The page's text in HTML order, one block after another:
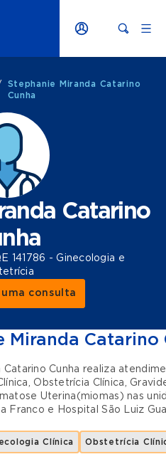
Stephanie Miranda Catarino
Cunha
Catarino
141786 - Ginecologia e
consulta
Miranda Catarino
Catarino Cunha realiza
, Obstetrícia Clínica,
Uterina(miomas) nas
Franco e
Hospital São Luiz
Clínica Obstetrícia